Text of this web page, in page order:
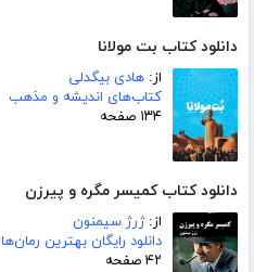
دانلود کتاب بت مولانا
از: هادی بیگدلی
کتاب‌های اندیشه و مذهب
۱۳۴ صفحه
دانلود کتاب کمیسر مگره و پیرزن
از:ژرژ سیمنون
دانلود رایگان بهترین رمان‌ها
۴۲ صفحه